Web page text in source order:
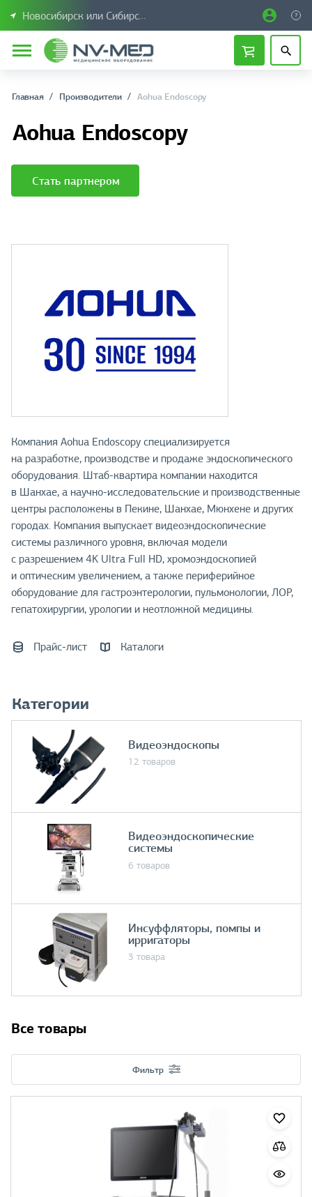
Новосибирск или Сибирский федеральный округ
Главная Производители Aohua Endoscopy
Aohua Endoscopy
Стать партнером
Компания Aohua Endoscopy специализируется
на разработке, производстве и продаже эндоскопического
оборудования. Штаб-квартира компании находится
в Шанхае, а научно-исследовательские и производственные
центры расположены в Пекине, Шанхае, Мюнхене и других
городах. Компания выпускает видеоэндоскопические
системы различного уровня, включая модели
с разрешением 4K Ultra Full HD, хромоэндоскопией
и оптическим увеличением, а также периферийное
оборудование для гастроэнтерологии, пульмонологии, ЛОР,
гепатохирургии, урологии и неотложной медицины.
Прайс-лист Каталоги
Категории
Видеоэндоскопы
12 товаров
Видеоэндоскопические
системы
6 товаров
Инсуффляторы, помпы и
ирригаторы
3 товара
Все товары
Фильтр